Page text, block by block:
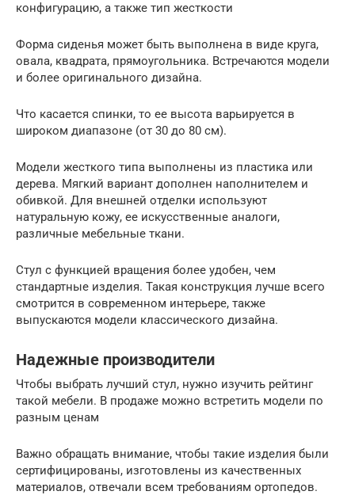
конфигурацию, а также тип жесткости
Форма сиденья может быть выполнена в виде круга,
овала, квадрата, прямоугольника. Встречаются модели
и более оригинального дизайна.
Что касается спинки, то ее высота варьируется в
широком диапазоне (от 30 до 80 см).
Модели жесткого типа выполнены из пластика или
дерева. Мягкий вариант дополнен наполнителем и
обивкой. Для внешней отделки используют
натуральную кожу, ее искусственные аналоги,
различные мебельные ткани.
Стул с функцией вращения более удобен, чем
стандартные изделия. Такая конструкция лучше всего
смотрится в современном интерьере, также
выпускаются модели классического дизайна.
Надежные производители
Чтобы выбрать лучший стул, нужно изучить рейтинг
такой мебели. В продаже можно встретить модели по
разным ценам
Важно обращать внимание, чтобы такие изделия были
сертифицированы, изготовлены из качественных
материалов, отвечали всем требованиям ортопедов.